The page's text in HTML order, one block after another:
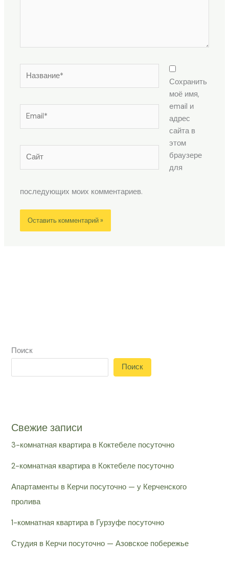
Сохранить
моё имя,
email и
адрес
сайта в
этом
браузере
для
последующих моих комментариев.
Поиск
Поиск
Свежие записи
3-комнатная квартира в Коктебеле посуточно
2-комнатная квартира в Коктебеле посуточно
Апартаменты в Керчи посуточно — у Керченского
пролива
1-комнатная квартира в Гурзуфе посуточно
Студия в Керчи посуточно — Азовское побережье